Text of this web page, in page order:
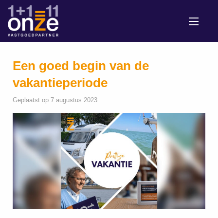
Een goed begin van de
vakantieperiode
Geplaatst op 7 augustus 2023